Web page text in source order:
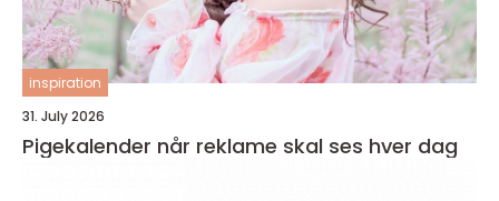
inspiration
31. July 2026
Pigekalender når reklame skal ses hver dag